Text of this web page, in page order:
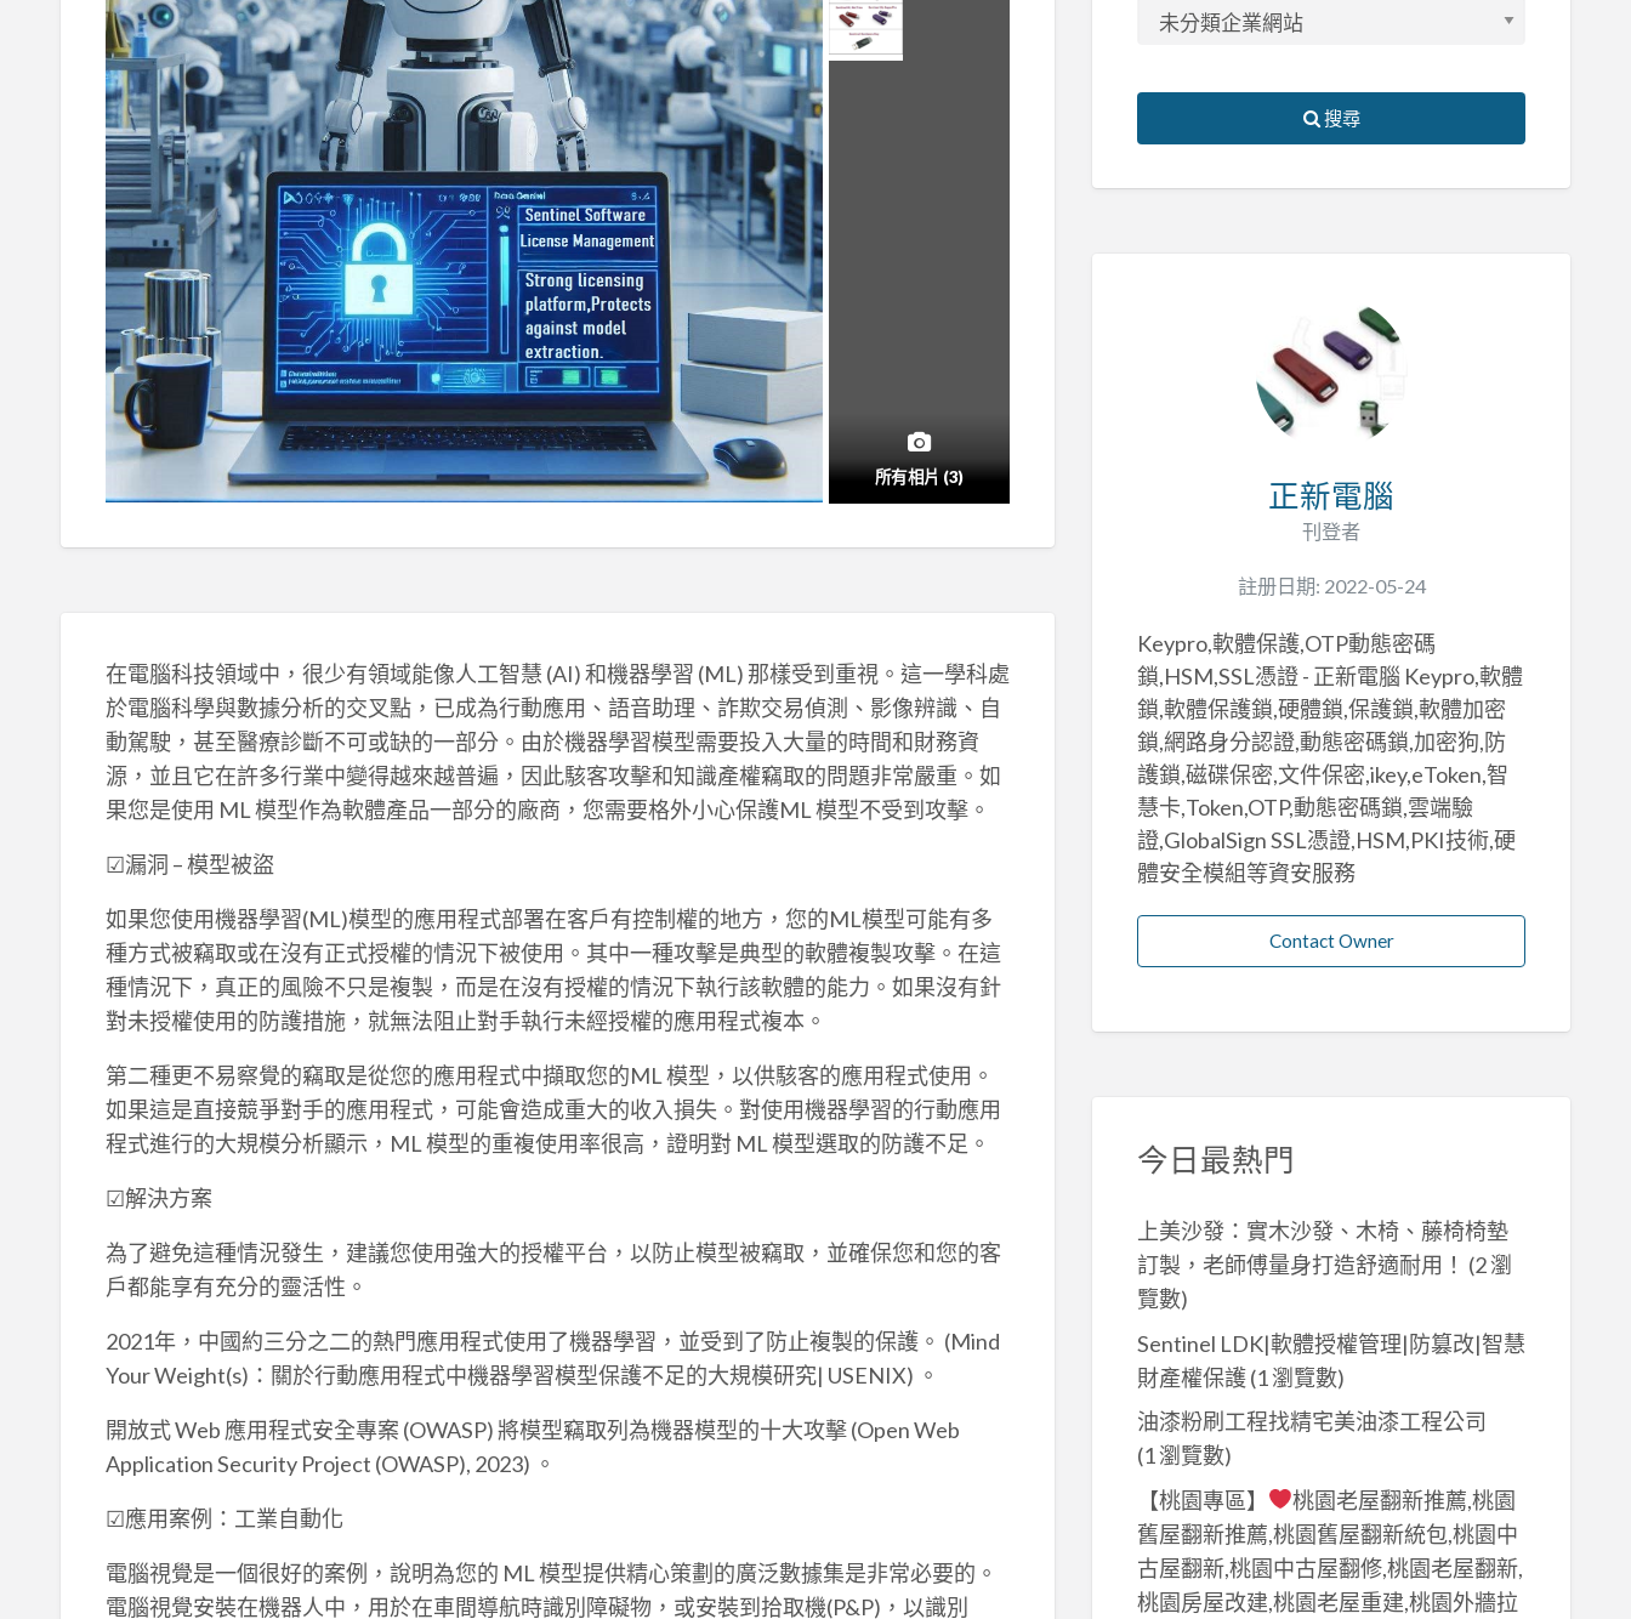
所有相片 (3)
在電腦科技領域中，很少有領域能像人工智慧 (AI) 和機器學習 (ML) 那樣受到重視。這一學科處
於電腦科學與數據分析的交叉點，已成為行動應用、語音助理、詐欺交易偵測、影像辨識、自
動駕駛，甚至醫療診斷不可或缺的一部分。由於機器學習模型需要投入大量的時間和財務資
源，並且它在許多行業中變得越來越普遍，因此駭客攻擊和知識產權竊取的問題非常嚴重。如
果您是使用 ML 模型作為軟體產品一部分的廠商，您需要格外小心保護ML 模型不受到攻擊。
☑漏洞 – 模型被盜
如果您使用機器學習(ML)模型的應用程式部署在客戶有控制權的地方，您的ML模型可能有多
種方式被竊取或在沒有正式授權的情況下被使用。其中一種攻擊是典型的軟體複製攻擊。在這
種情況下，真正的風險不只是複製，而是在沒有授權的情況下執行該軟體的能力。如果沒有針
對未授權使用的防護措施，就無法阻止對手執行未經授權的應用程式複本。
第二種更不易察覺的竊取是從您的應用程式中擷取您的ML 模型，以供駭客的應用程式使用。
如果這是直接競爭對手的應用程式，可能會造成重大的收入損失。對使用機器學習的行動應用
程式進行的大規模分析顯示，ML 模型的重複使用率很高，證明對 ML 模型選取的防護不足。
☑解決方案
為了避免這種情況發生，建議您使用強大的授權平台，以防止模型被竊取，並確保您和您的客
戶都能享有充分的靈活性。
2021年，中國約三分之二的熱門應用程式使用了機器學習，並受到了防止複製的保護。 (Mind
Your Weight(s)：關於行動應用程式中機器學習模型保護不足的大規模研究| USENIX) 。
開放式 Web 應用程式安全專案 (OWASP) 將模型竊取列為機器模型的十大攻擊 (Open Web
Application Security Project (OWASP), 2023) 。
☑應用案例：工業自動化
電腦視覺是一個很好的案例，說明為您的 ML 模型提供精心策劃的廣泛數據集是非常必要的。
電腦視覺安裝在機器人中，用於在車間導航時識別障礙物，或安裝到拾取機(P&P)，以識別
搜尋
正新電腦
刊登者
註册日期: 2022-05-24
Keypro,軟體保護,OTP動態密碼
鎖,HSM,SSL憑證 - 正新電腦 Keypro,軟體
鎖,軟體保護鎖,硬體鎖,保護鎖,軟體加密
鎖,網路身分認證,動態密碼鎖,加密狗,防
護鎖,磁碟保密,文件保密,ikey,eToken,智
慧卡,Token,OTP,動態密碼鎖,雲端驗
證,GlobalSign SSL憑證,HSM,PKI技術,硬
體安全模組等資安服務
Contact Owner
今日最熱門
上美沙發：實木沙發、木椅、藤椅椅墊
訂製，老師傅量身打造舒適耐用！ (2 瀏
覽數)
Sentinel LDK|軟體授權管理|防篡改|智慧
財產權保護(1 瀏覽數)
油漆粉刷工程找精宅美油漆工程公司
(1 瀏覽數)
【桃園專區】
桃園老屋翻新推薦,桃園
舊屋翻新推薦,桃園舊屋翻新統包,桃園中
古屋翻新,桃園中古屋翻修,桃園老屋翻新,
桃園房屋改建,桃園老屋重建,桃園外牆拉